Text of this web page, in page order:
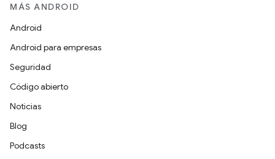
MÁS ANDROID
Android
Android para empresas
Seguridad
Código abierto
Noticias
Blog
Podcasts